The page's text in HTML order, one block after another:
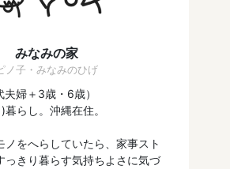
みなみの家
ノ子・みなみのひげ
婦＋3歳・6歳）
らし。沖縄在住。
ノをへらしていたら、家事スト
っきり暮らす気持ちよさに気づ